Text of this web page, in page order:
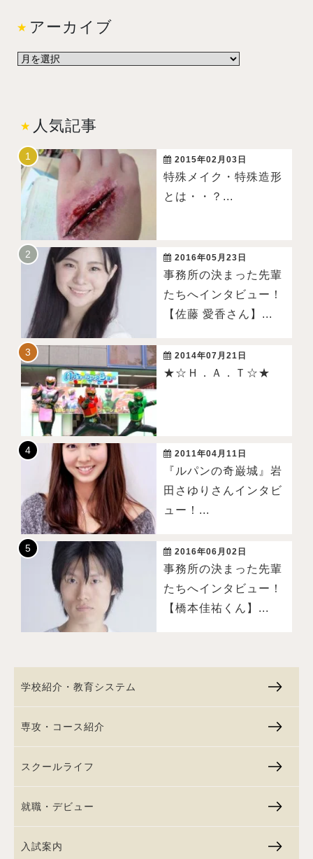
アーカイブ
人気記事
2015年02月03日
特殊メイク・特殊造形
とは・・？...
2016年05月23日
事務所の決まった先輩
たちへインタビュー！
【佐藤 愛香さん】...
2014年07月21日
★☆Ｈ．Ａ．Ｔ☆★
2011年04月11日
『ルパンの奇巌城』岩
田さゆりさんインタビ
ュー！...
2016年06月02日
事務所の決まった先輩
たちへインタビュー！
【橋本佳祐くん】...
学校紹介・教育システム
専攻・コース紹介
スクールライフ
就職・デビュー
入試案内